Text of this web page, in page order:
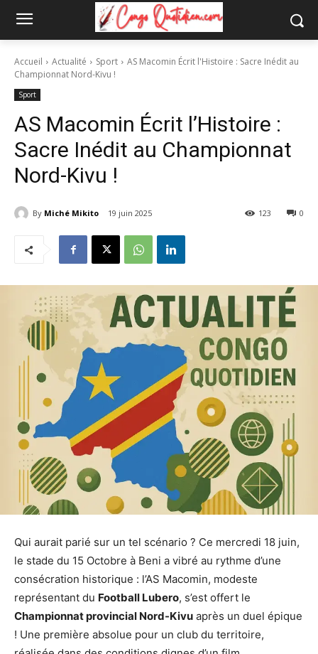
Accueil Actualité Sport
AS Macomin Écrit l'Histoire : Sacre Inédit au
Championnat Nord-Kivu !
Sport
AS Macomin Écrit l’Histoire :
Sacre Inédit au Championnat
Nord-Kivu !
By Miché Mikito 19 juin 2025 0
123
Qui aurait parié sur un tel scénario ? Ce mercredi 18 juin,
le stade du 15 Octobre à Beni a vibré au rythme d’une
consécration historique : l’AS Macomin, modeste
représentant du Football Lubero, s’est offert le
Championnat provincial Nord-Kivu après un duel épique
! Une première absolue pour un club du territoire,